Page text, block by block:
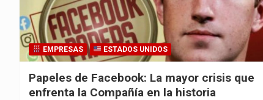
EMPRESAS ESTADOS UNIDOS
Papeles de Facebook: La mayor crisis que
enfrenta la Compañía en la historia